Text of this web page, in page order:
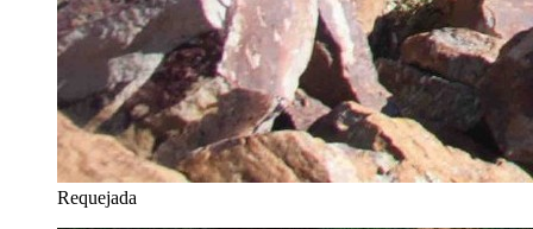
Requejada